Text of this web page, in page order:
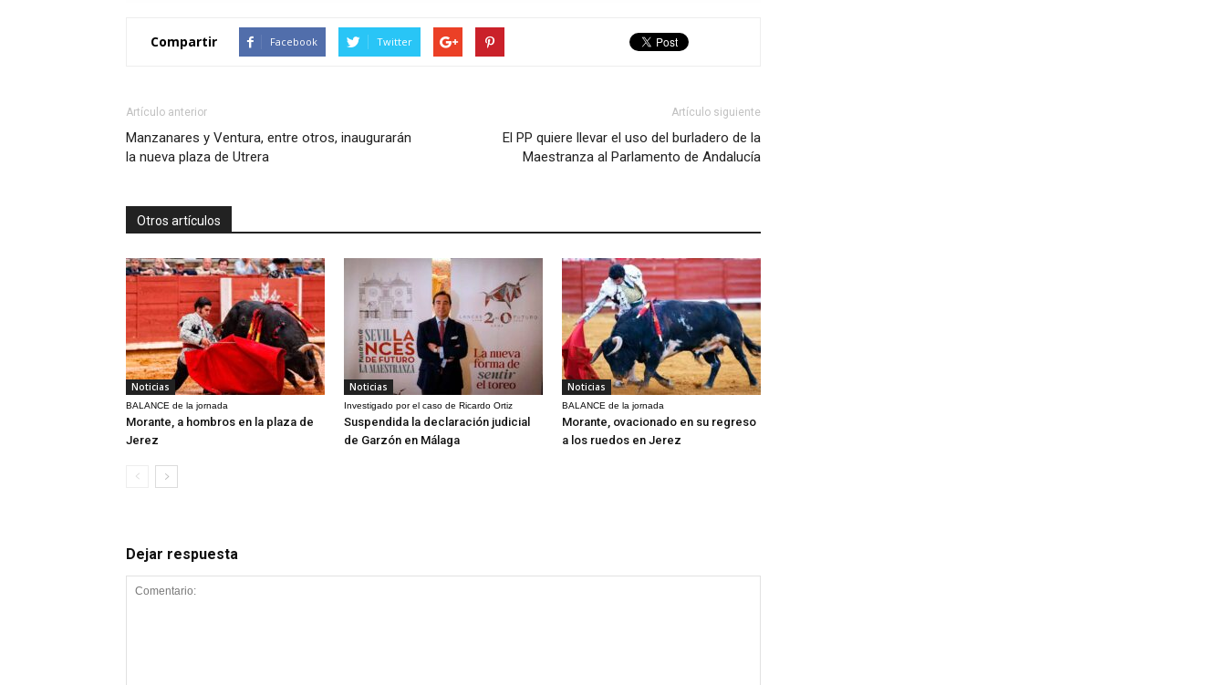
Compartir Facebook Twitter
Artículo anterior
Manzanares y Ventura, entre otros, inaugurarán
la nueva plaza de Utrera
Artículo siguiente
El PP quiere llevar el uso del burladero de la
Maestranza al Parlamento de Andalucía
Otros artículos
Noticias
BALANCE de la jornada
Morante, a hombros en la plaza de
Jerez
Noticias
Investigado por el caso de Ricardo Ortiz
Suspendida la declaración judicial
de Garzón en Málaga
Noticias
BALANCE de la jornada
Morante, ovacionado en su regreso
a los ruedos en Jerez
Dejar respuesta